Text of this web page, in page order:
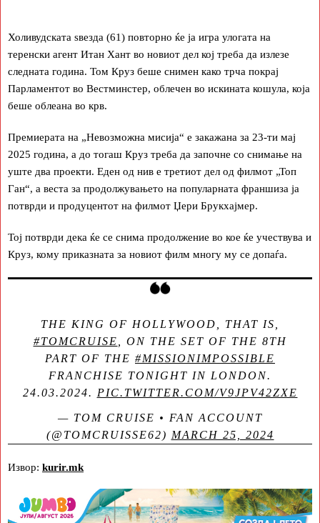
Холивудската ѕвезда (61) повторно ќе ја игра улогата на
теренски агент Итан Хант во новиот дел кој треба да излезе
следната година. Том Круз беше снимен како трча покрај
Парламентот во Вестминстер, облечен во искината кошула, која
беше облеана во крв.
Премиерата на „Невозможна мисија“ е закажана за 23-ти мај
2025 година, а до тогаш Круз треба да започне со снимање на
уште два проекти. Еден од нив е третиот дел од филмот „Топ
Ган“, а веста за продолжувањето на популарната франшиза ја
потврди и продуцентот на филмот Џери Брукхајмер.
Тој потврди дека ќе се снима продолжение во кое ќе учествува и
Круз, кому приказната за новиот филм многу му се допаѓа.
THE KING OF HOLLYWOOD, THAT IS,
#TOMCRUISE , ON THE SET OF THE 8TH
PART OF THE #MISSIONIMPOSSIBLE
FRANCHISE TONIGHT IN LONDON.
24.03.2024. PIC.TWITTER.COM/V9JPV42ZXE
— TOM CRUISE • FAN ACCOUNT
(@TOMCRUISSE62) MARCH 25, 2024
Извор: kurir.mk